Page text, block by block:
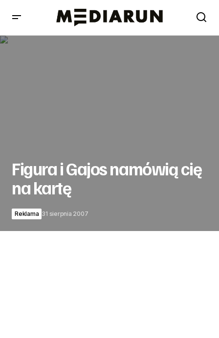
Figura i Gajos namówią cię
na kartę
Reklama 31 sierpnia 2007